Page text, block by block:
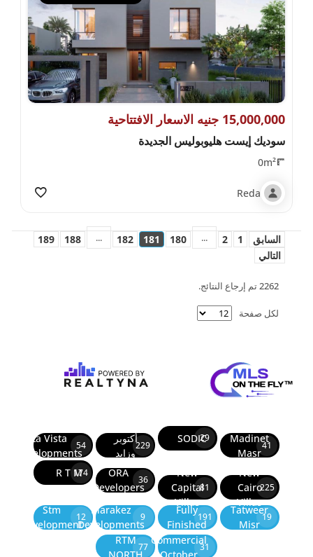
15,000,000 جنيه الاسعار الافتتاحية
سوديك إيست هليوبوليس الجديدة
0m²
Reda
السابق 1
2
...
180
181
182
...
188
189
التالي
2262 تم إرجاع النتائج.
لكل صفحة
Madinet
Masr
41
SODIC
29
أكتوبر
وزايد
229
La Vista
Developments
54
New
Cairo
Villas
225
New
Capital
Villas
81
ORA
Developers
36
R T M
174
Tatweer
Misr
19
Fully
Finished
191
Marakez
Developments
9
Stm
Development
12
Commercial
31
RTM
77